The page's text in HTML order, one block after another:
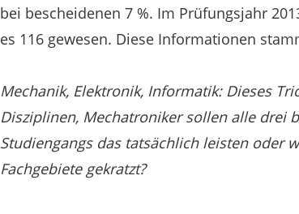
bei bescheidenen 7 %. Im Prüfungsjahr
es 116 gewesen. Diese Informationen
Mechanik, Elektronik, Informatik: Dieses
Disziplinen, Mechatroniker sollen alle drei
Studiengangs das tatsächlich leisten oder
Fachgebiete gekratzt?